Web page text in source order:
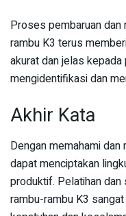
Proses pembaruan
rambu K3 terus
akurat dan jelas
mengidentifikasi dan
Akhir Kata
Dengan memahami
dapat menciptakan
produktif. Pelatihan
rambu-rambu K3